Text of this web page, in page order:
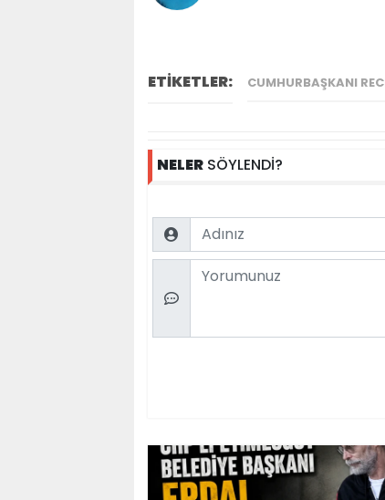
ETİKETLER: CUMHURBAŞKANI
NELER SÖYLENDİ?
Name
Comment